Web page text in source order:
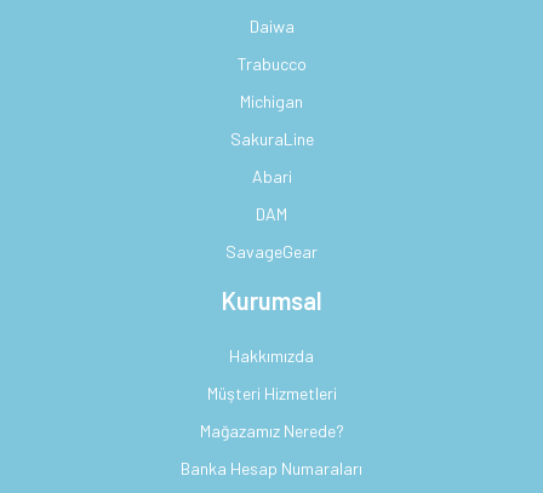
Daiwa
Trabucco
Michigan
SakuraLine
Abari
DAM
SavageGear
Kurumsal
Hakkımızda
Müşteri Hizmetleri
Mağazamız Nerede?
Banka Hesap Numaraları